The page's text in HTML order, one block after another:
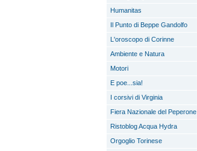
Humanitas
Il Punto di Beppe Gandolfo
L'oroscopo di Corinne
Ambiente e Natura
Motori
E poe...sia!
I corsivi di Virginia
Fiera Nazionale del Peperone
Ristoblog Acqua Hydra
Orgoglio Torinese